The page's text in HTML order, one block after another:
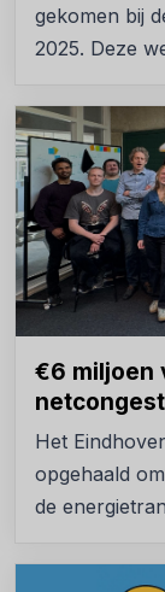
gekomen bij
2025. Deze
€6 miljoen
Het
opgehaald
de